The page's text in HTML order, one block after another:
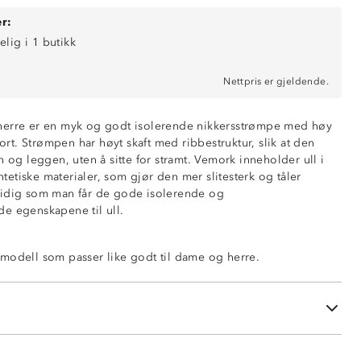
i 1 butikk
Nettpris er gjeldende.
er en myk og godt isolerende nikkersstrømpe med høy
Strømpen har høyt skaft med ribbestruktur, slik at den
og leggen, uten å sitte for stramt. Vemork inneholder ull i
materialer, som gjør den mer slitesterk og tåler
som man får de gode isolerende og
egenskapene til ull.
som passer like godt til dame og herre.